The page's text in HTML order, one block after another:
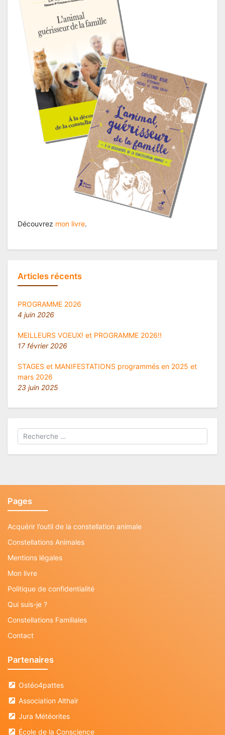
Découvrez mon livre.
Articles récents
PROGRAMME 2026
4 juin 2026
MEILLEURS VOEUX! et PROGRAMME 2026!!
17 février 2026
STAGES et MANIFESTATIONS programmés en 2025 et
mars 2026
23 juin 2025
Pages
Acquérir l’outil de la constellation animale
Constellations Animales
Mentions légales
Mon livre
Politique de confidentialité
Qui suis-je ?
Constellations Familiales
Contact
Partenaires
Ostéo4pattes
Association Althaïr
Jura Météorites
École de la Conscience